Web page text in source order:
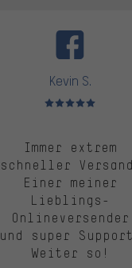
Kevin S.
Bewertungen: 5 von 5
Immer extrem
schneller
Einer meiner
Lieblings-
Onlineversender
und super
Weiter so!